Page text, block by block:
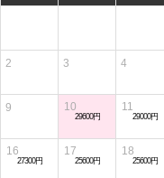
2 3 4
9 10
29600円
11
29000円
16
27300円
17
25600円
18
25600円